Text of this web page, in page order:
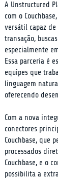
A Unstructured
com o
versátil capaz de
transação,
especialmente
Essa parceria é
equipes que
linguagem
oferecendo
Com a nova
conectores
Couchbase, que
processados
Couchbase, e o
possibilita a